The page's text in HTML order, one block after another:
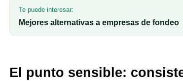
Te puede interesar:
Mejores alternativas a empresas de fondeo
El punto sensible: